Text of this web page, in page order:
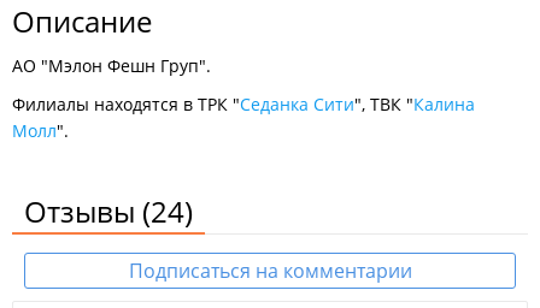
Описание
АО "Мэлон Фешн Груп".
Филиалы находятся в ТРК "Седанка Сити", ТВК "Калина
Молл".
Отзывы (24)
Подписаться на комментарии